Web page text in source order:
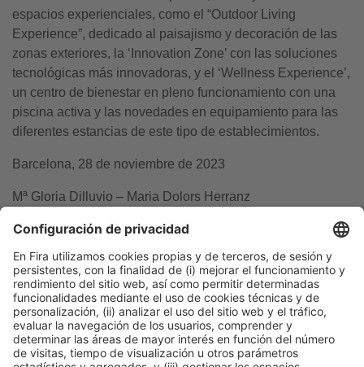
espacios experienciales, como el “Outdoor Living
Experience”, dedicado al paisajismo y decoración de las
zonas exteriores, la ‘Innovation Zone’ con las soluciones
tecnológicas más innovadoras, y el ‘Wellness Experience’,
un centro de bienestar en pleno funcionamiento con una
piscina activa y las novedades en equipamiento para las
diferentes estancias de este tipo de establecimientos.
Barcelona, 28 de noviembre de 2023
Mª Gloria Dilluvio – Maria Dolors Herranz
gdilluvio@firabarcelona.com
mdherranz@firabarcelona.com